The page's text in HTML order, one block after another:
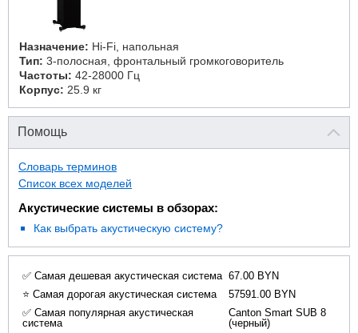
Назначение: Hi-Fi, напольная
Тип: 3-полосная, фронтальный громкоговоритель
Частоты: 42-28000 Гц
Корпус: 25.9 кг
Помощь
Словарь терминов
Список всех моделей
Акустические системы в обзорах:
Как выбрать акустическую систему?
✅ Самая дешевая акустическая система 67.00 BYN
⭐ Самая дорогая акустическая система
57591.00 BYN
✅ Самая популярная акустическая
система
Canton Smart SUB 8
(черный)